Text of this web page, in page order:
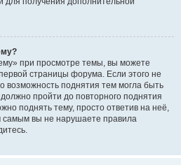
при просмотре темы, вы можете
страницы форума. Если этого не
возможность поднятия тем могла быть
пройти до повторного поднятия
поднять тему, просто ответив на неё,
самым вы не нарушаете правила